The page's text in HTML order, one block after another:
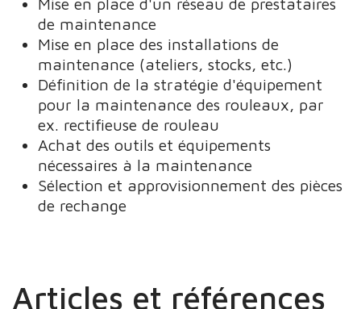
de maintenance
Mise en place des installations de
maintenance (ateliers, stocks, etc.)
Définition de la stratégie d'équipement
pour la maintenance des rouleaux, par
ex. rectifieuse de rouleau
Achat des outils et équipements
nécessaires à la maintenance
Sélection et approvisionnement des pièces
de rechange
Articles et références